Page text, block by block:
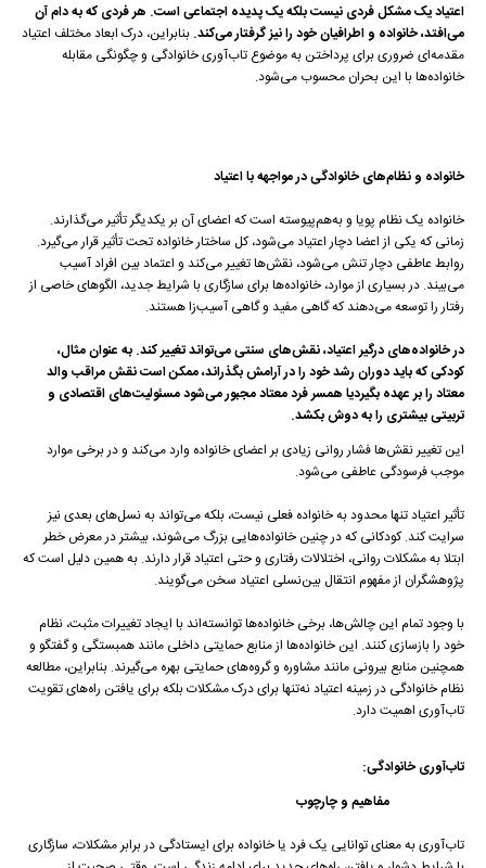
اعتیاد یک مشکل فردی نیست بلکه یک پدیده اجتماعی است. هر فردی که به دام آن
می‌افتد، خانواده و اطرافیان خود را نیز گرفتار می‌کند. بنابراین، درک ابعاد مختلف اعتیاد
مقدمه‌ای ضروری برای پرداختن به موضوع تاب‌آوری خانوادگی و چگونگی مقابله
خانواده‌ها با این بحران محسوب می‌شود.
خانواده و نظام‌های خانوادگی در مواجهه با اعتیاد
خانواده یک نظام پویا و به‌هم‌پیوسته است که اعضای آن بر یکدیگر تأثیر می‌گذارند.
زمانی که یکی از اعضا دچار اعتیاد می‌شود، کل ساختار خانواده تحت تأثیر قرار می‌گیرد.
روابط عاطفی دچار تنش می‌شود، نقش‌ها تغییر می‌کند و اعتماد بین افراد آسیب
می‌بیند. در بسیاری از موارد، خانواده‌ها برای سازگاری با شرایط جدید، الگوهای خاصی از
رفتار را توسعه می‌دهند که گاهی مفید و گاهی آسیب‌زا هستند.
در خانواده‌های درگیر اعتیاد، نقش‌های سنتی می‌تواند تغییر کند. به عنوان مثال،
کودکی که باید دوران رشد خود را در آرامش بگذراند، ممکن است نقش مراقب والد
معتاد را بر عهده بگیردیا همسر فرد معتاد مجبور می‌شود مسئولیت‌های اقتصادی و
تربیتی بیشتری را به دوش بکشد.
این تغییر نقش‌ها فشار روانی زیادی بر اعضای خانواده وارد می‌کند و در برخی موارد
موجب فرسودگی عاطفی می‌شود.
تأثیر اعتیاد تنها محدود به خانواده فعلی نیست، بلکه می‌تواند به نسل‌های بعدی نیز
سرایت کند. کودکانی که در چنین خانواده‌هایی بزرگ می‌شوند، بیشتر در معرض خطر
ابتلا به مشکلات روانی، اختلالات رفتاری و حتی اعتیاد قرار دارند. به همین دلیل است که
پژوهشگران از مفهوم انتقال بین‌نسلی اعتیاد سخن می‌گویند.
با وجود تمام این چالش‌ها، برخی خانواده‌ها توانسته‌اند با ایجاد تغییرات مثبت، نظام
خود را بازسازی کنند. این خانواده‌ها از منابع حمایتی داخلی مانند همبستگی و گفتگو و
همچنین منابع بیرونی مانند مشاوره و گروه‌های حمایتی بهره می‌گیرند. بنابراین، مطالعه
نظام خانوادگی در زمینه اعتیاد نه‌تنها برای درک مشکلات بلکه برای یافتن راه‌های تقویت
تاب‌آوری اهمیت دارد.
تاب‌آوری خانوادگی:
مفاهیم و چارچوب‌
تاب‌آوری به معنای توانایی یک فرد یا خانواده برای ایستادگی در برابر مشکلات، سازگاری